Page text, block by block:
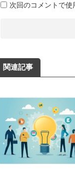
次回のコメントで使
関連記事